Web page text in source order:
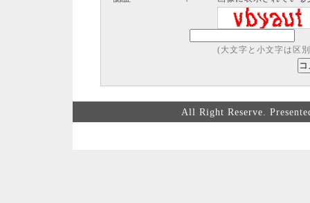
(大文字と小文字は区
All Right Reserve.